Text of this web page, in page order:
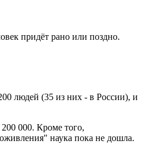
придёт рано или поздно.
людей (35 из них - в России), и
000. Кроме того,
наука пока не дошла.